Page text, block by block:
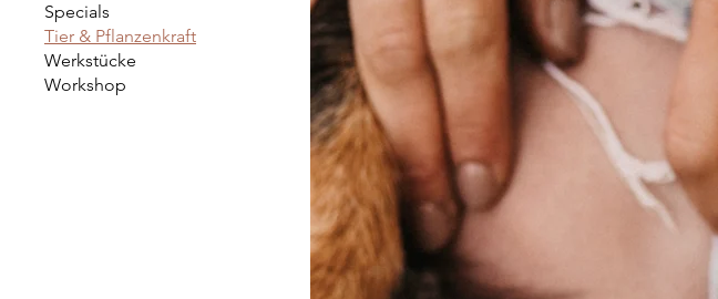
Specials
Tier & Pflanzenkraft
Werkstücke
Workshop